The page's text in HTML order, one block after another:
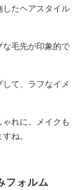
したヘアスタイル
毛先が印象的で
て、ラフなイメ
れに。メイクも
ね。
フォルム